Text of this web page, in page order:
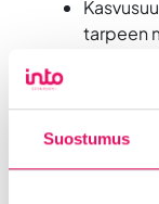
Suostumus
tarpeen
Wifi-